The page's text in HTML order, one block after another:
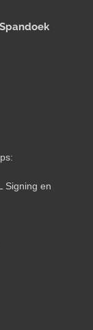
Signing en